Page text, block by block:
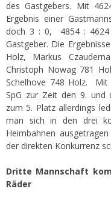
des Gastgebers. Mit
Ergebnis einer
doch 3 : 0, 4854 : 4624
Gastgeber. Die
Holz, Markus
Christoph Nowag 781
Schelhove 748 Holz. Mit
SpG zur Zeit den 9. und
zum 5. Platz allerdings
man sich in den drei
Heimbahnen
der direkten Konkurrenz
Dritte Mannschaft
Räder